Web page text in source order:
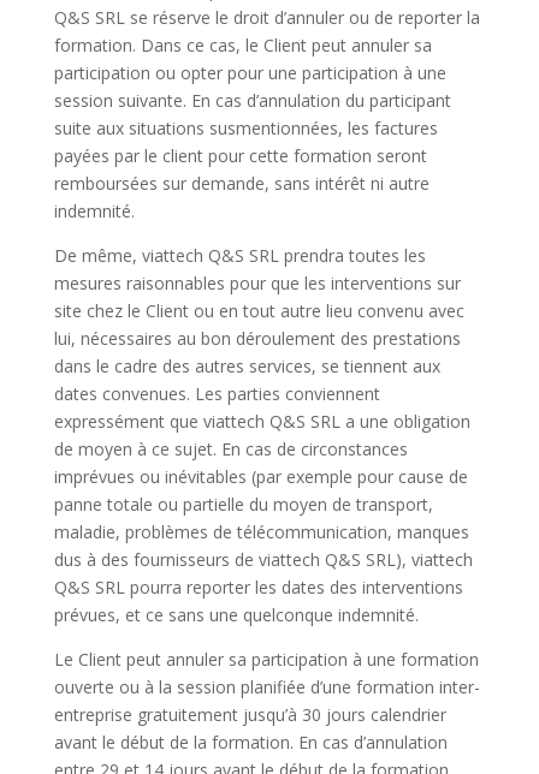
Q&S SRL se réserve le droit d’annuler ou de reporter la
formation. Dans ce cas, le Client peut annuler sa
participation ou opter pour une participation à une
session suivante. En cas d’annulation du participant
suite aux situations susmentionnées, les factures
payées par le client pour cette formation seront
remboursées sur demande, sans intérêt ni autre
indemnité.
De même, viattech Q&S SRL prendra toutes les
mesures raisonnables pour que les interventions sur
site chez le Client ou en tout autre lieu convenu avec
lui, nécessaires au bon déroulement des prestations
dans le cadre des autres services, se tiennent aux
dates convenues. Les parties conviennent
expressément que viattech Q&S SRL a une obligation
de moyen à ce sujet. En cas de circonstances
imprévues ou inévitables (par exemple pour cause de
panne totale ou partielle du moyen de transport,
maladie, problèmes de télécommunication, manques
dus à des fournisseurs de viattech Q&S SRL), viattech
Q&S SRL pourra reporter les dates des interventions
prévues, et ce sans une quelconque indemnité.
Le Client peut annuler sa participation à une formation
ouverte ou à la session planifiée d’une formation inter-
entreprise gratuitement jusqu’à 30 jours calendrier
avant le début de la formation. En cas d’annulation